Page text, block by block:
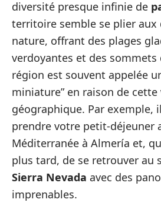
diversité presque infinie de
territoire semble se plier aux
nature, offrant des plages
verdoyantes et des sommets
région est souvent appelée
miniature” en raison de
géographique. Par exemple,
prendre votre petit-déjeuner
Méditerranée à Almería et,
plus tard, de se retrouver au
Sierra Nevada avec des
imprenables.